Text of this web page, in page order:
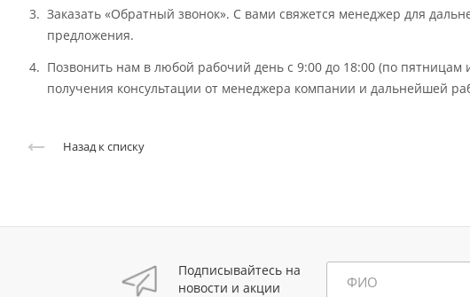
Заказать «Обратный звонок». С вами свяжется менеджер для
предложения.
Позвонить нам в любой рабочий день с 9:00 до 18:00 (по
получения консультации от менеджера компании и дальнейшей
Назад к списку
Подписывайтесь на
новости и акции
ФИО